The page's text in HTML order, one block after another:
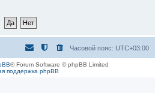
Часовой пояс: UTC+03:00
® Forum Software © phpBB Limited
поддержка phpBB